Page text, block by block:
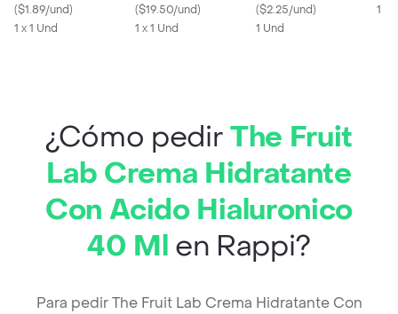
Tono Pink
($1.89/und)
1 x 1 Und
($19.50/und)
1 x 1 Und
($2.25/und)
1 Und
1 x
¿Cómo pedirThe Fruit
Lab Crema Hidratante
Con Acido Hialuronico
40 Ml en Rappi?
Para pedir The Fruit Lab Crema Hidratante Con